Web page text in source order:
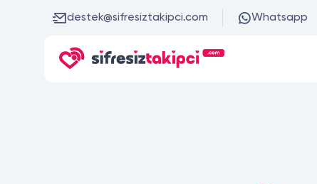
destek@sifresiztakipci.com Whatsapp